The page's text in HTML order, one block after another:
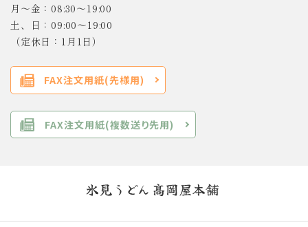
月～金：08:30～19:00
土、日：09:00～19:00
（定休日：1月1日）
FAX注文用紙(先様用)
FAX注文用紙(複数送り先用)